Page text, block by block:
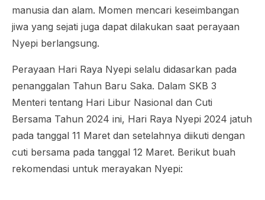
manusia dan alam. Momen mencari keseimbangan
jiwa yang sejati juga dapat dilakukan saat perayaan
Nyepi berlangsung.
Perayaan Hari Raya Nyepi selalu didasarkan pada
penanggalan Tahun Baru Saka. Dalam SKB 3
Menteri tentang Hari Libur Nasional dan Cuti
Bersama Tahun 2024 ini, Hari Raya Nyepi 2024 jatuh
pada tanggal 11 Maret dan setelahnya diikuti dengan
cuti bersama pada tanggal 12 Maret. Berikut buah
rekomendasi untuk merayakan Nyepi: